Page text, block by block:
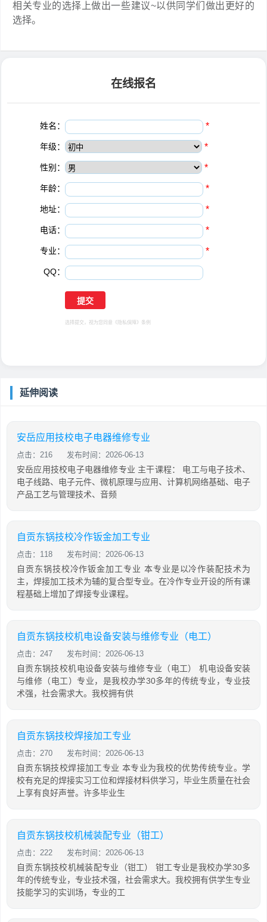
相关专业的选择上做出一些建议~以供同学们做出更好的
选择。
在线报名
姓名： *
年级： *
性别： *
年龄： *
地址： *
电话： *
专业： *
QQ：
选择提交，视为您同意 《隐私保障》 条例
延伸阅读
安岳应用技校电子电器维修专业
点击：216 发布时间：2026-06-13
安岳应用技校电子电器维修专业 主干课程： 电工与电子技术、
电子线路、电子元件、微机原理与应用、计算机网络基础、电子
产品工艺与管理技术、音频
自贡东锅技校冷作钣金加工专业
点击：118 发布时间：2026-06-13
自贡东锅技校冷作钣金加工专业 本专业是以冷作装配技术为
主，焊接加工技术为辅的复合型专业。在冷作专业开设的所有课
程基础上增加了焊接专业课程。
自贡东锅技校机电设备安装与维修专业（电工）
点击：247 发布时间：2026-06-13
自贡东锅技校机电设备安装与维修专业（电工） 机电设备安装
与维修（电工）专业，是我校办学30多年的传统专业，专业技
术强，社会需求大。我校拥有供
自贡东锅技校焊接加工专业
点击：270 发布时间：2026-06-13
自贡东锅技校焊接加工专业 本专业为我校的优势传统专业。学
校有充足的焊接实习工位和焊接材料供学习，毕业生质量在社会
上享有良好声誉。许多毕业生
自贡东锅技校机械装配专业（钳工）
点击：222 发布时间：2026-06-13
自贡东锅技校机械装配专业（钳工） 钳工专业是我校办学30多
年的传统专业，专业技术强，社会需求大。我校拥有供学生专业
技能学习的实训场，专业的工